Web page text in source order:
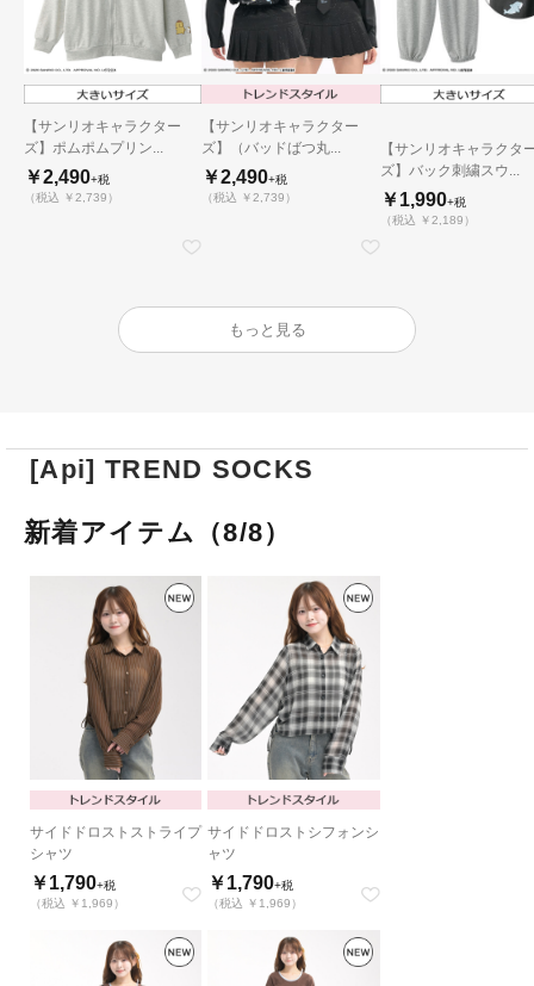
【サンリオキャラクター
ズ】ポムポムプリン...
￥2,490+税
（税込 ￥2,739）
【サンリオキャラクター
ズ】（バッドばつ丸...
￥2,490+税
（税込 ￥2,739）
【サンリオキャラクタ
ズ】バック刺繍スウ...
￥1,990+税
（税込 ￥2,189）
もっと見る
[Api] TREND SOCKS
新着アイテム（8/8）
サイドドロストストライプ
シャツ
￥1,790+税
（税込 ￥1,969）
サイドドロストシフォンシ
ャツ
￥1,790+税
（税込 ￥1,969）